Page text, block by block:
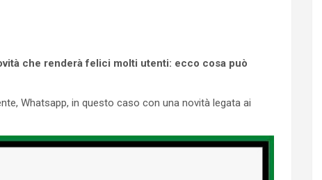
che renderà felici molti utenti: ecco cosa può
Whatsapp, in questo caso con una novità legata ai